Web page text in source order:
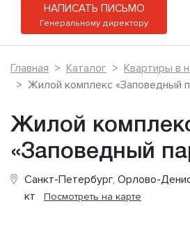
НАПИСАТЬ ПИСЬМО
Генеральному директору
Главная Каталог
Квартиры в
Жилой комплекс «Заповедный
Жилой
«Заповедный
Санкт-Петербург, Орлово-
кт Посмотреть на карте